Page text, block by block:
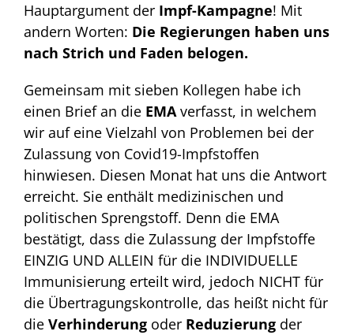
Hauptargument der Impf-Kampagne! Mit
andern Worten: Die Regierungen haben uns
nach Strich und Faden belogen.
Gemeinsam mit sieben Kollegen habe ich
einen Brief an die EMAverfasst, in welchem
wir auf eine Vielzahl von Problemen bei der
Zulassung von Covid19-Impfstoffen
hinwiesen. Diesen Monat hat uns die Antwort
erreicht. Sie enthält medizinischen und
politischen Sprengstoff. Denn die EMA
bestätigt, dass die Zulassung der Impfstoffe
EINZIG UND ALLEIN für die INDIVIDUELLE
Immunisierung erteilt wird, jedoch NICHT für
die Übertragungskontrolle, das heißt nicht für
die Verhinderung oder Reduzierung der